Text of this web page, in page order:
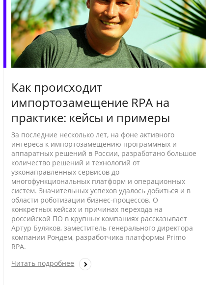
Как происходит
импортозамещение RPA на
практике: кейсы и примеры
За последние несколько лет, на фоне активного
интереса к импортозамещению программных и
аппаратных решений в России, разработано большое
количество решений и технологий от
узконаправленных сервисов до
многофункциональных платформ и операционных
систем. Значительных успехов удалось добиться и в
области роботизации бизнес-процессов. О
конкретных кейсах и причинах перехода на
российской ПО в крупных компаниях рассказывает
Артур Буляков, заместитель генерального директора
компании Рондем, разработчика платформы Primo
RPA.
Читать подробнее